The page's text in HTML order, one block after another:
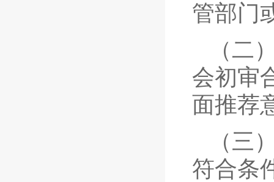
管部门
（二
会初审
面推荐
（三
符合条